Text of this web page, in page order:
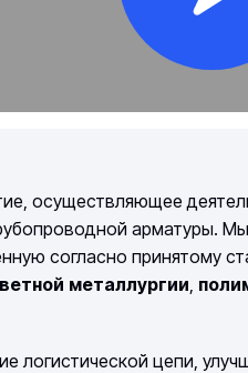
осуществляющее
арматуры.
согласно принятому
металлургии
цепи,